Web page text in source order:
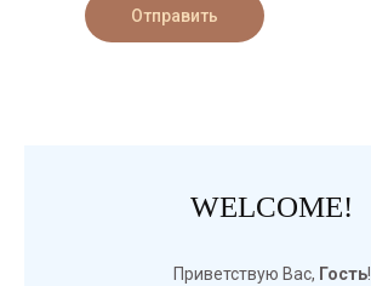
Отправить
WELCOME!
Приветствую Вас, Гость!